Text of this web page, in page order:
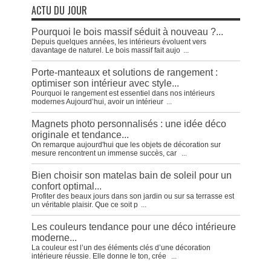
ACTU DU JOUR
Pourquoi le bois massif séduit à nouveau ?...
Depuis quelques années, les intérieurs évoluent vers
davantage de naturel. Le bois massif fait aujo ...
Porte-manteaux et solutions de rangement :
optimiser son intérieur avec style...
Pourquoi le rangement est essentiel dans nos intérieurs
modernes Aujourd’hui, avoir un intérieur ...
Magnets photo personnalisés : une idée déco
originale et tendance...
On remarque aujourd'hui que les objets de décoration sur
mesure rencontrent un immense succès, car
...
Bien choisir son matelas bain de soleil pour un
confort optimal...
Profiter des beaux jours dans son jardin ou sur sa terrasse est
un véritable plaisir. Que ce soit p ...
Les couleurs tendance pour une déco intérieure
moderne...
La couleur est l’un des éléments clés d’une décoration
intérieure réussie. Elle donne le ton, crée
...